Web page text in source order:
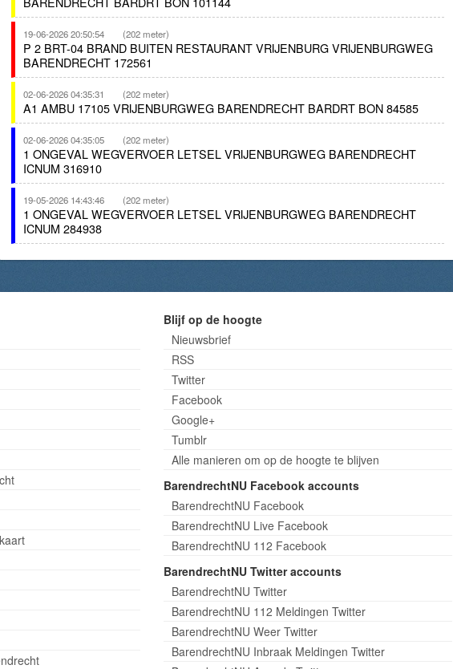
19-06-2026 20:50:54 (202 meter)
P 2 BRT-04 BRAND BUITEN RESTAURANT VRIJENBURG VRIJENBURGWEG
BARENDRECHT 172561
02-06-2026 04:35:31 (202 meter)
A1 AMBU 17105 VRIJENBURGWEG BARENDRECHT BARDRT BON 84585
02-06-2026 04:35:05 (202 meter)
1 ONGEVAL WEGVERVOER LETSEL VRIJENBURGWEG BARENDRECHT
ICNUM 316910
19-05-2026 14:43:46 (202 meter)
1 ONGEVAL WEGVERVOER LETSEL VRIJENBURGWEG BARENDRECHT
ICNUM 284938
Blijf op de hoogte
Nieuwsbrief
RSS
Twitter
Facebook
Google+
Tumblr
Alle manieren om op de hoogte te blijven
BarendrechtNU Facebook accounts
BarendrechtNU Facebook
BarendrechtNU Live Facebook
BarendrechtNU 112 Facebook
BarendrechtNU Twitter accounts
BarendrechtNU Twitter
BarendrechtNU 112 Meldingen Twitter
BarendrechtNU Weer Twitter
BarendrechtNU Inbraak Meldingen Twitter